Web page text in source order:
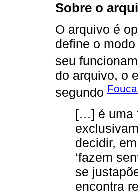
Sobre o
O arquivo é
define o
seu
do arquivo, o
segundo
[…] é uma
decidir,
‘fazem
se
encontra